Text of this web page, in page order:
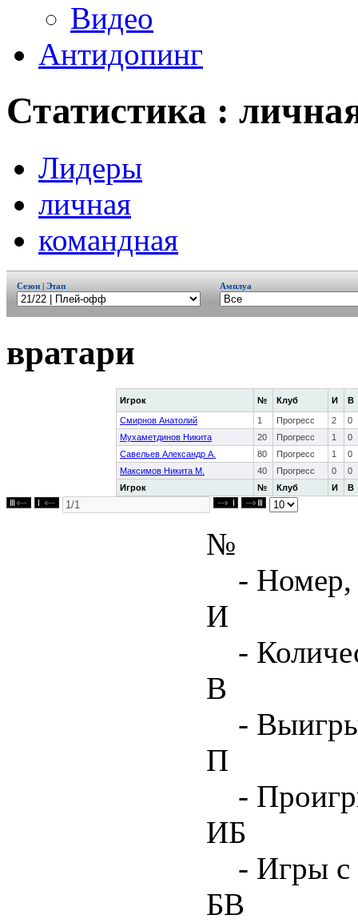
Видео
Антидопинг
Статистика :
Лидеры
личная
командная
Сезон | Этап Амплуа
вратари
Игрок № Клуб И В
Игрок № Клуб И В
Смирнов Анатолий 1 Прогресс 2
0
Мухаметдинов Никита
20 Прогресс 1
0
Савельев Александр А.
80 Прогресс 1
0
Максимов Никита М.
40 Прогресс 0 0
№
- Номер,
И
-
В
-
П
-
ИБ
- Игры с
БВ